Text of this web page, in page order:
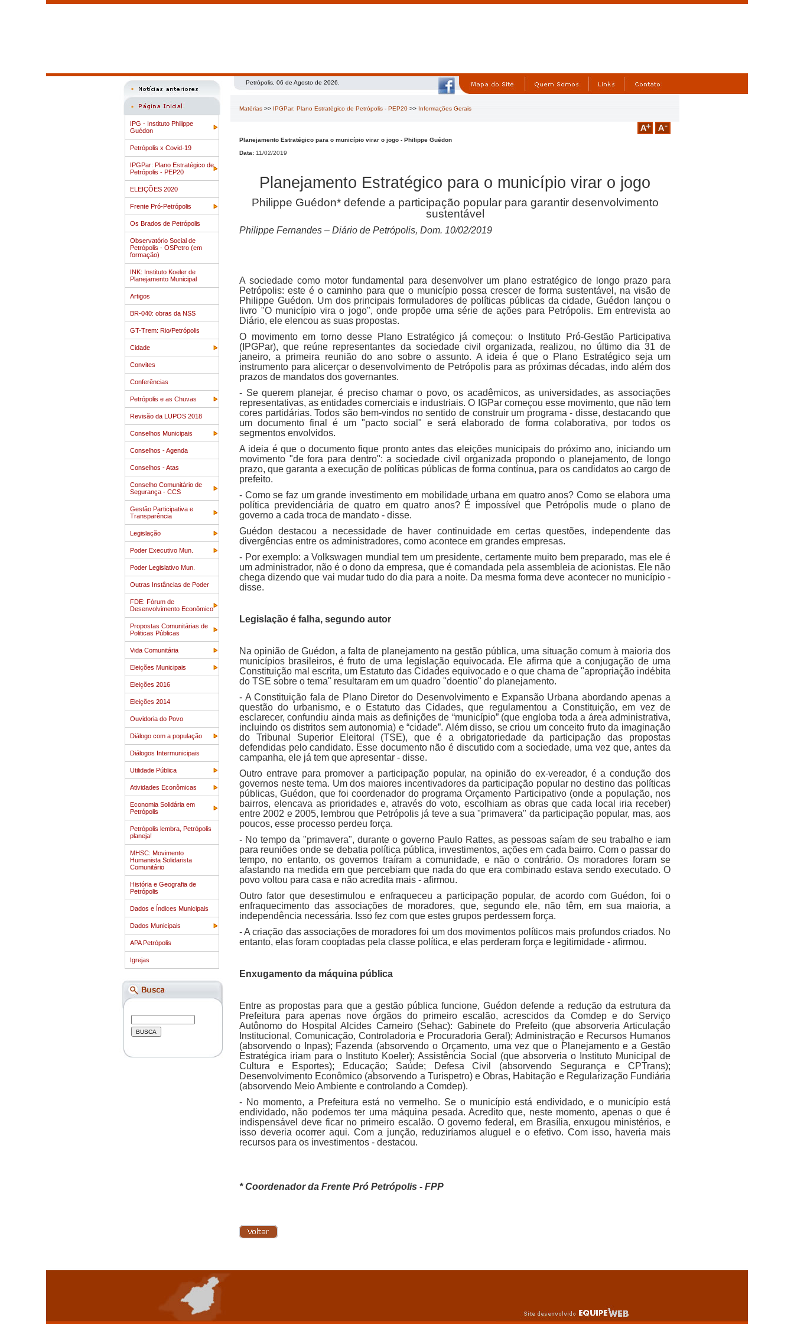
IPG - Instituto Philippe
Guédon
Petrópolis x Covid-19
IPGPar: Plano Estratégico de
Petrópolis - PEP20
ELEIÇÕES 2020
Frente Pró-Petrópolis
Os Brados de Petrópolis
Observatório Social de
Petrópolis - OSPetro (em
formação)
INK: Instituto Koeler de
Planejamento Municipal
Artigos
BR-040: obras da NSS
GT-Trem: Rio/Petrópolis
Cidade
Convites
Conferências
Petrópolis e as Chuvas
Revisão da LUPOS 2018
Conselhos Municipais
Conselhos - Agenda
Conselhos - Atas
Conselho Comunitário de
Segurança - CCS
Gestão Participativa e
Transparência
Legislação
Poder Executivo Mun.
Poder Legislativo Mun.
Outras Instâncias de Poder
FDE: Fórum de
Desenvolvimento Econômico
Propostas Comunitárias de
Politicas Públicas
Vida Comunitária
Eleições Municipais
Eleições 2016
Eleições 2014
Ouvidoria do Povo
Diálogo com a população
Diálogos Intermunicipais
Utilidade Pública
Atividades Econômicas
Economia Solidária em
Petrópolis
Petrópolis lembra, Petrópolis
planeja!
MHSC: Movimento
Humanista Solidarista
Comunitário
História e Geografia de
Petrópolis
Dados e Índices Municipais
Dados Municipais
APA Petrópolis
Igrejas
Petrópolis, 06 de Agosto de 2026.
Matérias >> IPGPar: Plano Estratégico de Petrópolis - PEP20 >> Informações Gerais
Planejamento Estratégico para o município virar o jogo - Philippe Guédon
Data: 11/02/2019
Planejamento Estratégico para o município virar o jogo
Philippe Guédon* defende a participação popular para garantir desenvolvimento
sustentável
Philippe Fernandes – Diário de Petrópolis, Dom. 10/02/2019
A sociedade como motor fundamental para desenvolver um plano estratégico de longo prazo para
Petrópolis: este é o caminho para que o município possa crescer de forma sustentável, na visão de
Philippe Guédon. Um dos principais formuladores de políticas públicas da cidade, Guédon lançou o
livro "O município vira o jogo", onde propõe uma série de ações para Petrópolis. Em entrevista ao
Diário, ele elencou as suas propostas.
O movimento em torno desse Plano Estratégico já começou: o Instituto Pró-Gestão Participativa
(IPGPar), que reúne representantes da sociedade civil organizada, realizou, no último dia 31 de
janeiro, a primeira reunião do ano sobre o assunto. A ideia é que o Plano Estratégico seja um
instrumento para alicerçar o desenvolvimento de Petrópolis para as próximas décadas, indo além dos
prazos de mandatos dos governantes.
- Se querem planejar, é preciso chamar o povo, os acadêmicos, as universidades, as associações
representativas, as entidades comerciais e industriais. O IGPar começou esse movimento, que não tem
cores partidárias. Todos são bem-vindos no sentido de construir um programa - disse, destacando que
um documento final é um "pacto social" e será elaborado de forma colaborativa, por todos os
segmentos envolvidos.
A ideia é que o documento fique pronto antes das eleições municipais do próximo ano, iniciando um
movimento "de fora para dentro": a sociedade civil organizada propondo o planejamento, de longo
prazo, que garanta a execução de políticas públicas de forma contínua, para os candidatos ao cargo de
prefeito.
- Como se faz um grande investimento em mobilidade urbana em quatro anos? Como se elabora uma
política previdenciária de quatro em quatro anos? É impossível que Petrópolis mude o plano de
governo a cada troca de mandato - disse.
Guédon destacou a necessidade de haver continuidade em certas questões, independente das
divergências entre os administradores, como acontece em grandes empresas.
- Por exemplo: a Volkswagen mundial tem um presidente, certamente muito bem preparado, mas ele é
um administrador, não é o dono da empresa, que é comandada pela assembleia de acionistas. Ele não
chega dizendo que vai mudar tudo do dia para a noite. Da mesma forma deve acontecer no município -
disse.
Legislação é falha, segundo autor
Na opinião de Guédon, a falta de planejamento na gestão pública, uma situação comum à maioria dos
municípios brasileiros, é fruto de uma legislação equivocada. Ele afirma que a conjugação de uma
Constituição mal escrita, um Estatuto das Cidades equivocado e o que chama de "apropriação indébita
do TSE sobre o tema" resultaram em um quadro "doentio" do planejamento.
- A Constituição fala de Plano Diretor do Desenvolvimento e Expansão Urbana abordando apenas a
questão do urbanismo, e o Estatuto das Cidades, que regulamentou a Constituição, em vez de
esclarecer, confundiu ainda mais as definições de “município” (que engloba toda a área administrativa,
incluindo os distritos sem autonomia) e “cidade”. Além disso, se criou um conceito fruto da imaginação
do Tribunal Superior Eleitoral (TSE), que é a obrigatoriedade da participação das propostas
defendidas pelo candidato. Esse documento não é discutido com a sociedade, uma vez que, antes da
campanha, ele já tem que apresentar - disse.
Outro entrave para promover a participação popular, na opinião do ex-vereador, é a condução dos
governos neste tema. Um dos maiores incentivadores da participação popular no destino das políticas
públicas, Guédon, que foi coordenador do programa Orçamento Participativo (onde a população, nos
bairros, elencava as prioridades e, através do voto, escolhiam as obras que cada local iria receber)
entre 2002 e 2005, lembrou que Petrópolis já teve a sua "primavera" da participação popular, mas, aos
poucos, esse processo perdeu força.
- No tempo da "primavera", durante o governo Paulo Rattes, as pessoas saíam de seu trabalho e iam
para reuniões onde se debatia política pública, investimentos, ações em cada bairro. Com o passar do
tempo, no entanto, os governos traíram a comunidade, e não o contrário. Os moradores foram se
afastando na medida em que percebiam que nada do que era combinado estava sendo executado. O
povo voltou para casa e não acredita mais - afirmou.
Outro fator que desestimulou e enfraqueceu a participação popular, de acordo com Guédon, foi o
enfraquecimento das associações de moradores, que, segundo ele, não têm, em sua maioria, a
independência necessária. Isso fez com que estes grupos perdessem força.
- A criação das associações de moradores foi um dos movimentos políticos mais profundos criados. No
entanto, elas foram cooptadas pela classe política, e elas perderam força e legitimidade - afirmou.
Enxugamento da máquina pública
Entre as propostas para que a gestão pública funcione, Guédon defende a redução da estrutura da
Prefeitura para apenas nove órgãos do primeiro escalão, acrescidos da Comdep e do Serviço
Autônomo do Hospital Alcides Carneiro (Sehac): Gabinete do Prefeito (que absorveria Articulação
Institucional, Comunicação, Controladoria e Procuradoria Geral); Administração e Recursos Humanos
(absorvendo o Inpas); Fazenda (absorvendo o Orçamento, uma vez que o Planejamento e a Gestão
Estratégica iriam para o Instituto Koeler); Assistência Social (que absorveria o Instituto Municipal de
Cultura e Esportes); Educação; Saúde; Defesa Civil (absorvendo Segurança e CPTrans);
Desenvolvimento Econômico (absorvendo a Turispetro) e Obras, Habitação e Regularização Fundiária
(absorvendo Meio Ambiente e controlando a Comdep).
- No momento, a Prefeitura está no vermelho. Se o município está endividado, e o município está
endividado, não podemos ter uma máquina pesada. Acredito que, neste momento, apenas o que é
indispensável deve ficar no primeiro escalão. O governo federal, em Brasília, enxugou ministérios, e
isso deveria ocorrer aqui. Com a junção, reduziríamos aluguel e o efetivo. Com isso, haveria mais
recursos para os investimentos - destacou.
* Coordenador da Frente Pró Petrópolis - FPP